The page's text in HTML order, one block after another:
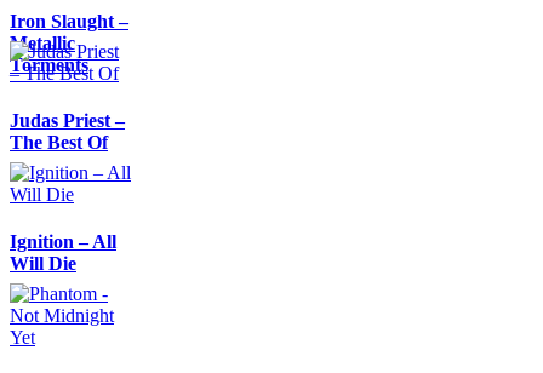
Iron Slaught –
Metallic
Torments
Judas Priest –
The Best Of
Ignition – All
Will Die